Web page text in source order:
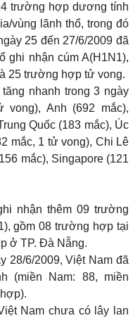
trường hợp dương tính
vùng lãnh thổ, trong đó
25 đến 27/6/2009 đã
ghi nhận cúm A(H1N1),
25 trường hợp tử vong.
nhanh trong 3 ngày
Anh (692 mắc),
Quốc (183 mắc), Úc
mắc, 1 tử vong), Chi Lê
mắc), Singapore (121
nhận thêm 09 trường
gồm 08 trường hợp tại
ở TP. Đà Nẵng.
28/6/2009, Việt Nam đã
(miền Nam: 88, miền
Nam chưa có lây lan